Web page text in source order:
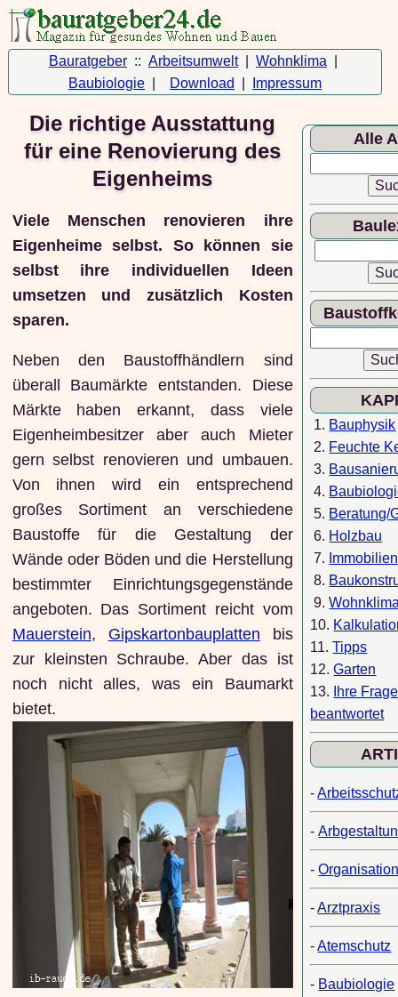
Bauratgeber :: Arbeitsumwelt| Wohnklima
Baubiologie
Download Impressum
Die richtige Ausstattung
für eine Renovierung des
Eigenheims
Viele Menschen renovieren ihre
Eigenheime selbst. So können sie
selbst ihre individuellen Ideen
umsetzen und zusätzlich Kosten
sparen.
Neben den Baustoffhändlern sind
überall Baumärkte entstanden. Diese
Märkte haben erkannt, dass viele
Eigenheimbesitzer aber auch Mieter
gern selbst renovieren und umbauen.
Von ihnen wird ein entsprechend
großes Sortiment an verschiedene
Baustoffe für die Gestaltung der
Wände oder Böden und die Herstellung
bestimmter Einrichtungsgegenstände
angeboten. Das Sortiment reicht vom
Mauerstein, Gipskartonbauplatten bis
zur kleinsten Schraube. Aber das ist
noch nicht alles, was ein Baumarkt
bietet.
Alle
1. Bauphysik
2. Feuchte
3.
4.
5. Beratung/
6. Holzbau
7. Immobilien
8.
9.
10.
11.Tipps
12.Garten
13.
Ihre
beantwortet
-
-
-
-Arztpraxis
-Atemschutz
- Baubiologie